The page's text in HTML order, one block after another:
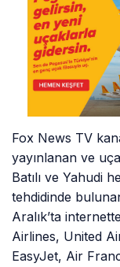
Fox News TV
yayınlanan ve
Batılı ve Yahudi
tehdidinde
Aralık’ta
Airlines, United
EasyJet, Air